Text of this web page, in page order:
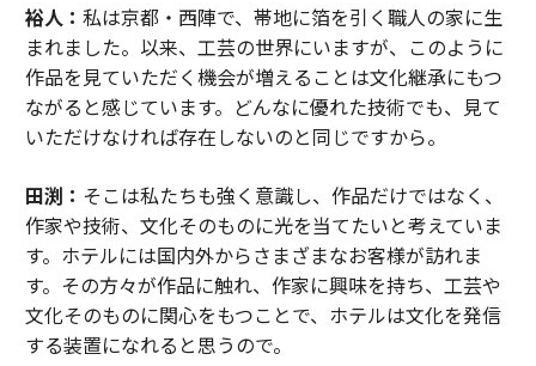
裕人： 私は京都・西陣で、帯地に箔を引く職人の家に生
まれました。以来、工芸の世界にいますが、このように
作品を見ていただく機会が増えることは文化継承にもつ
ながると感じています。どんなに優れた技術でも、見て
いただけなければ存在しないのと同じですから。
田渕： そこは私たちも強く意識し、作品だけではなく、
作家や技術、文化そのものに光を当てたいと考えていま
す。ホテルには国内外からさまざまなお客様が訪れま
す。その方々が作品に触れ、作家に興味を持ち、工芸や
文化そのものに関心をもつことで、ホテルは文化を発信
する装置になれると思うので。